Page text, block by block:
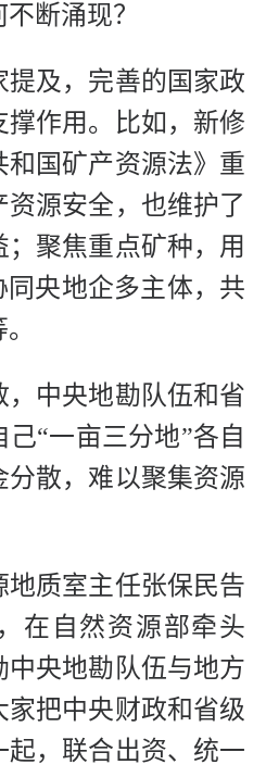
断涌现？
提及，完善的国家政
撑作用。比如，新修
和国矿产资源法》重
源安全，也维护了
聚焦重点矿种，用
同央地企多主体，共
，中央地勘队伍和省
“一亩三分地”各自
分散，难以聚集资源
地质室主任张保民告
在自然资源部牵头
中央地勘队伍与地方
把中央财政和省级
起，联合出资、统一